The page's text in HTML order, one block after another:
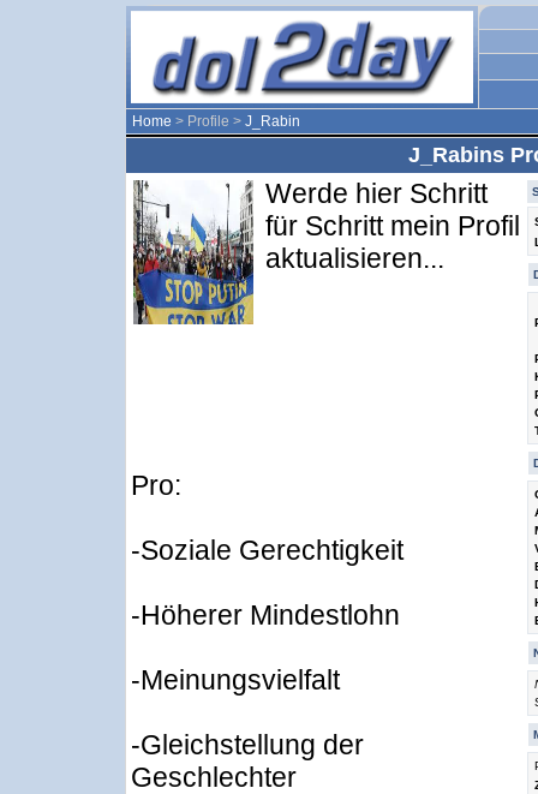
Home > Profile > J_Rabin
J_Rabins
Werde hier Schritt
für Schritt mein Profil
aktualisieren...
Pro:
-Soziale Gerechtigkeit
-Höherer Mindestlohn
-Meinungsvielfalt
-Gleichstellung der
Geschlechter